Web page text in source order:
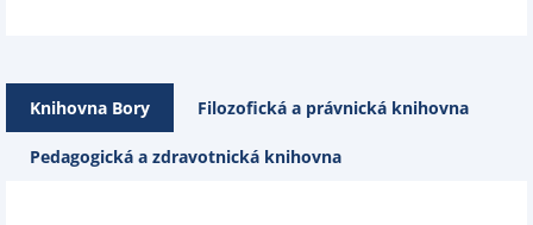
Knihovna Bory Filozofická a právnická knihovna
Pedagogická a zdravotnická knihovna